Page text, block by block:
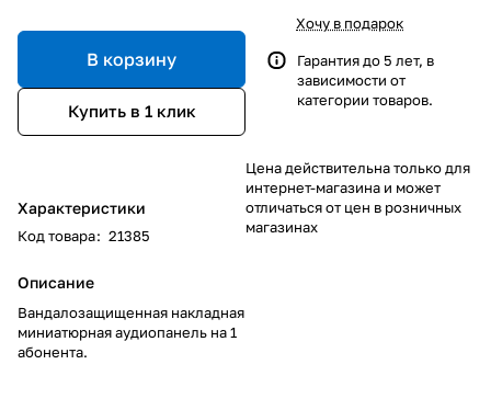
В корзину
Купить в 1 клик
Характеристики
Код товара: 21385
Описание
Вандалозащищенная накладная
миниатюрная аудиопанель на 1
абонента.
Хочу в подарок
Гарантия до 5 лет, в
зависимости от
категории товаров.
Цена действительна только для
интернет-магазина и может
отличаться от цен в розничных
магазинах